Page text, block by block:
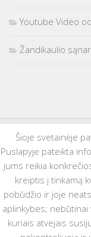
Youtube Video
Žandikaulio
Šioje svetainėje
Puslapyje pateikta
jums reikia
kreiptis į tinkamą
pobūdžio ir joje
aplinkybes; nebūtinai
kuriais atvejais